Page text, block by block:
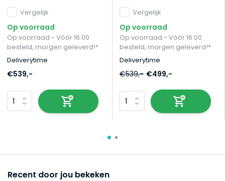
Vergelijk
Op voorraad
Op voorraad - Vóór 16:00
besteld, morgen geleverd!*
Deliverytime
€539,-
Vergelijk
Op voorraad
Op voorraad - Vóór 16:00
besteld, morgen geleverd!*
Deliverytime
€539,- €499,-
Recent door jou bekeken